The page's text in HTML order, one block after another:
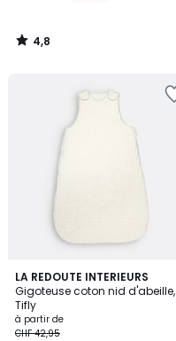
4,8
/
LA REDOUTE INTERIEURS
Gigoteuse coton nid d'abeille,
Tifly
à partir de
CHF 42,95
4,3
/ 5
2
Couleurs